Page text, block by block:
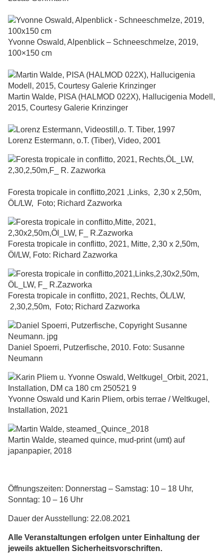
Yvonne Oswald, Alpenblick – Schneeschmelze, 2019,
100×150 cm
Martin Walde, PISA (HALMOD 022X), Hallucigenia Modell,
2015, Courtesy Galerie Krinzinger
Lorenz Estermann, o.T. (Tiber), Video, 2001
Foresta tropicale in conflitto,2021 ,Links, 2,30 x 2,50m,
ÖL/LW, Foto; Richard Zazworka
Foresta tropicale in conflitto, 2021, Mitte, 2,30 x 2,50m,
Öl/LW, Foto: Richard Zazworka
Foresta tropicale in conflitto, 2021, Rechts, ÖL/LW,
2,30,2,50m, Foto; Richard Zazworka
Daniel Spoerri, Putzerfische, 2010. Foto: Susanne
Neumann
Yvonne Oswald und Karin Pliem, orbis terrae / Weltkugel,
Installation, 2021
Martin Walde, steamed quince, mud-print (umt) auf
japanpapier, 2018
Öffnungszeiten: Donnerstag – Samstag: 10 – 18 Uhr,
Sonntag: 10 – 16 Uhr
Dauer der Ausstellung: 22.08.2021
Alle Veranstaltungen erfolgen unter Einhaltung der
jeweils aktuellen Sicherheitsvorschriften.